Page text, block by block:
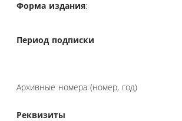
Форма издания:
Период подписки
Архивные номера (номер, год)
Реквизиты